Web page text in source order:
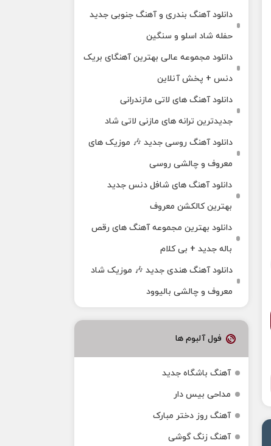
دانلود آهنگ بندری و آهنگ جنوبی جدید
حفله شاد اسلو و سنگین
دانلود مجموعه عالی بهترین آهنگای بریک
دنس + پخش آنلاین
دانلود آهنگ‌ های لاتی مازندرانی
جدیدترین ترانه های مازنی لاتی شاد
دانلود آهنگ روسی جدید 🎶 موزیک‌ های
معروف و چالشی روسی
دانلود آهنگ های شافل دنس جدید
بهترین کالکشن معروف
دانلود بهترین مجموعه آهنگ های رقص
باله جدید + بی کلام
دانلود آهنگ هندی جدید 🎶 موزیک شاد
معروف و چالشی بالیوود
فول آلبوم ها
آهنگ باشگاه جدید
مداحی بیس دار
آهنگ روز دختر مبارک
آهنگ زنگ گوشی